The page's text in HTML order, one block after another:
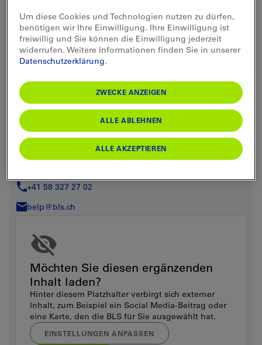
REISEZENTRUM ANZEIGEN
Kontakt
+41 58 327 27 02
belp@bls.ch
Möchten Sie diesen ergänzenden
Inhalt laden?
Hinter diesem Platzhalter verbirgt sich externer
Inhalt, zum Beispiel ein Social Media-Beitrag oder
eine Karte, den die BLS für Sie ausgewählt hat.
EINSTELLUNGEN ANPASSEN
Um diese Cookies und Technologien nutzen zu dürfen,
benötigen wir Ihre Einwilligung. Ihre Einwilligung ist
freiwillig und Sie können die Einwilligung jederzeit
widerrufen. Weitere Informationen finden Sie in unserer
Datenschutzerklärung.
ZWECKE ANZEIGEN
ALLE ABLEHNEN
ALLE AKZEPTIEREN